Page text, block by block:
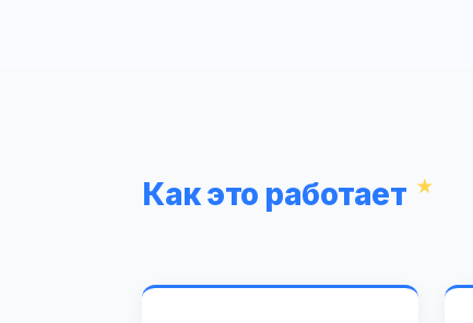
Как это работает